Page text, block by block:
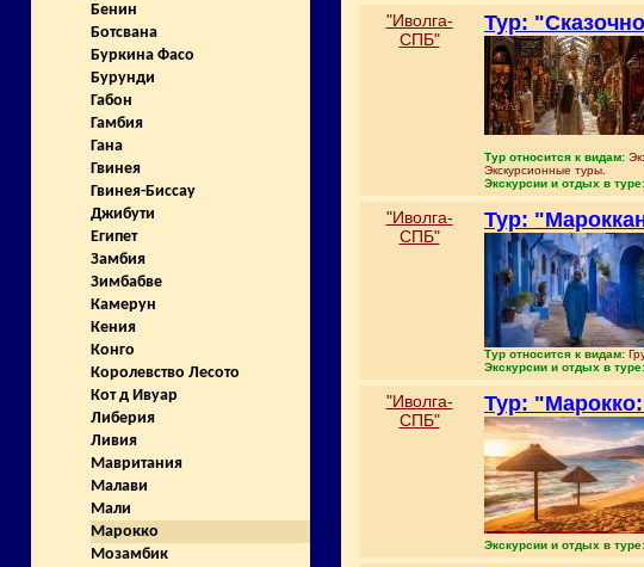
Бенин
Ботсвана
Буркина Фасо
Бурунди
Габон
Гамбия
Гана
Гвинея
Гвинея-Биссау
Джибути
Египет
Замбия
Зимбабве
Камерун
Кения
Конго
Королевство Лесото
Кот д Ивуар
Либерия
Ливия
Мавритания
Малави
Мали
Марокко
Мозамбик
"Иволга-
СПБ"
Тур:
Тур относится к видам:
Экскурсионные туры.
Экскурсии и отдых в туре:
"Иволга-
СПБ"
Тур:
Тур относится к видам:
Экскурсии и отдых в туре:
"Иволга-
СПБ"
Тур:
Экскурсии и отдых в туре: